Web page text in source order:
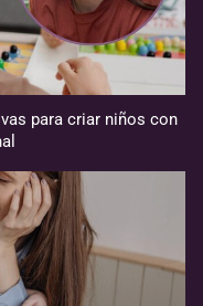
para criar niños con